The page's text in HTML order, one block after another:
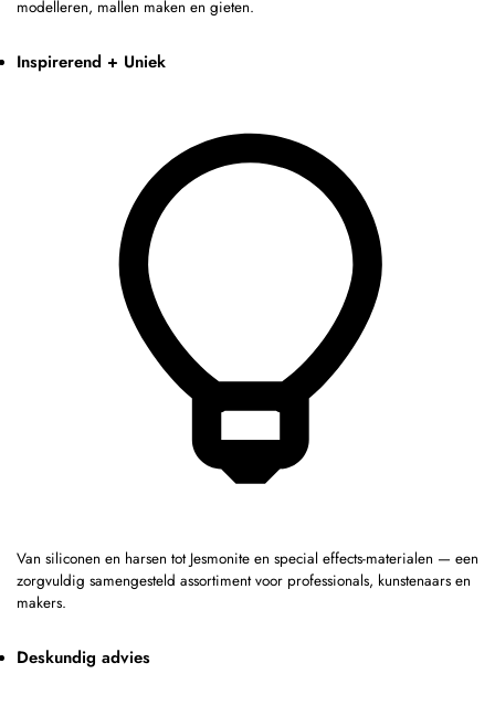
modelleren, mallen maken en gieten.
Inspirerend + Uniek
Van siliconen en harsen tot Jesmonite en special effects-materialen — een
zorgvuldig samengesteld assortiment voor professionals, kunstenaars en
makers.
Deskundig advies